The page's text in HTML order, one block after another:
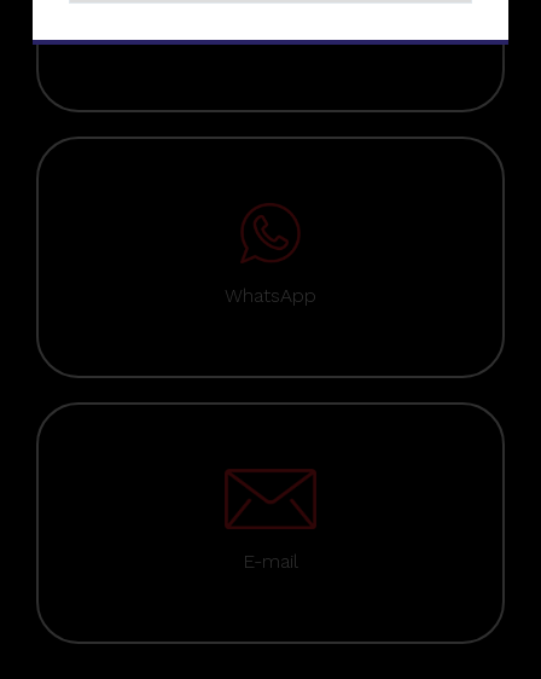
WhatsApp
E-mail